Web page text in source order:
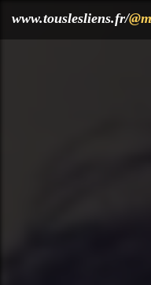
www.touslesliens.fr/